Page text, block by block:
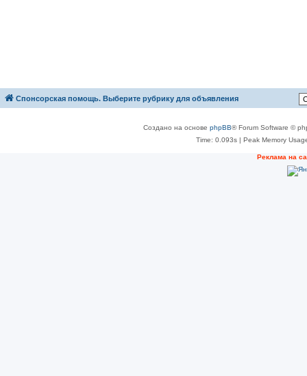
Спонсорская помощь. Выберите рубрику для объявления
Создано на основе phpBB® Forum Software ©
Time: 0.093s| Peak Memory
Реклама на